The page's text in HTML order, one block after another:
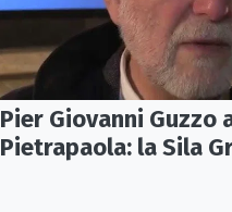
Pier Giovanni Guzzo
Pietrapaola: la Sila
nel grande dibattito